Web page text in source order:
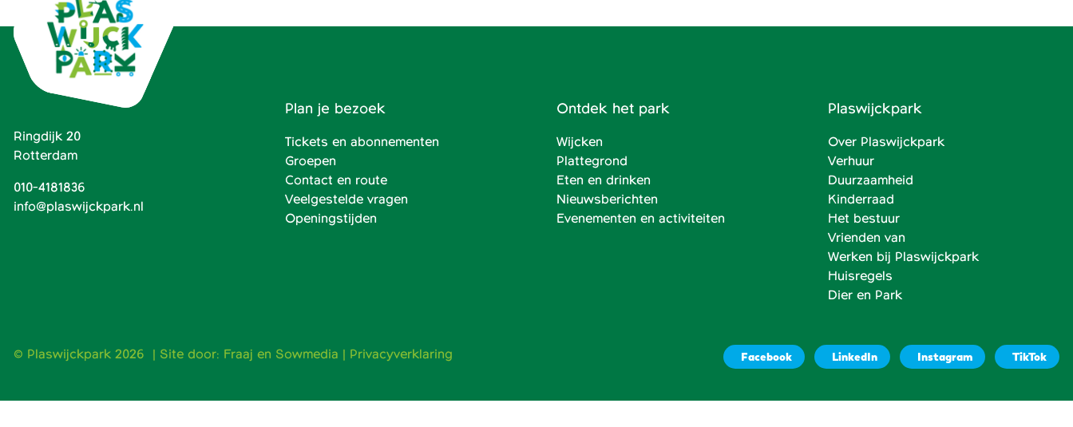
Ringdijk 20
Rotterdam
010-4181836
info@plaswijckpark.nl
Plan je bezoek
Tickets en abonnementen
Groepen
Contact en route
Veelgestelde vragen
Openingstijden
Ontdek het park
Wijcken
Plattegrond
Eten en drinken
Nieuwsberichten
Evenementen en activiteiten
Plaswijckpark
Over Plaswijckpark
Verhuur
Duurzaamheid
Kinderraad
Het bestuur
Vrienden van
Werken bij Plaswijckpark
Huisregels
Dier en Park
© Plaswijckpark 2026 | Site door: Fraaj en Sowmedia | Privacyverklaring Facebook LinkedIn Instagram TikTok